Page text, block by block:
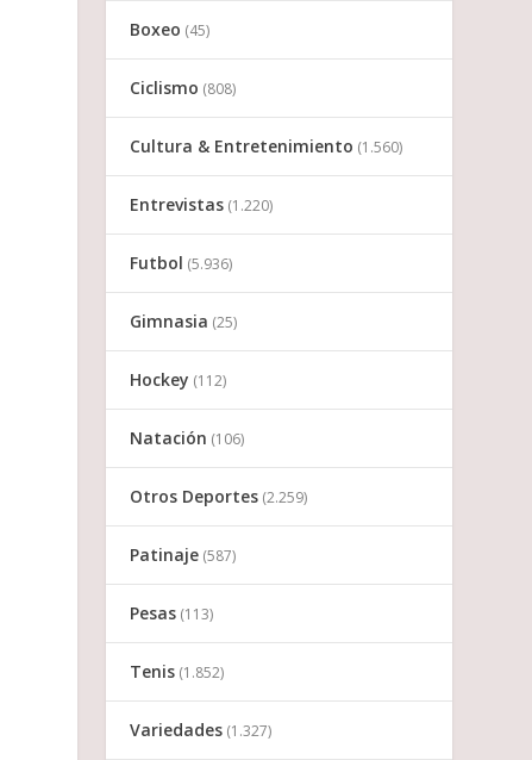
Boxeo (45)
Ciclismo (808)
Cultura & Entretenimiento (1.560)
Entrevistas (1.220)
Futbol (5.936)
Gimnasia (25)
Hockey (112)
Natación (106)
Otros Deportes (2.259)
Patinaje (587)
Pesas (113)
Tenis (1.852)
Variedades (1.327)